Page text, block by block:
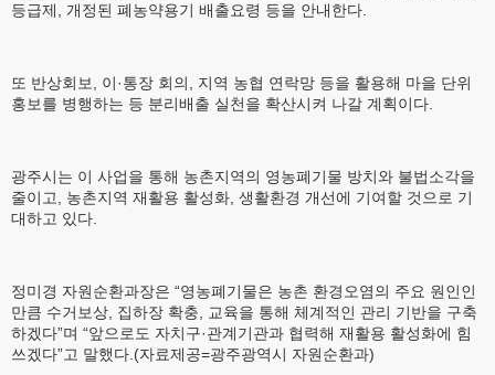
등급제, 개정된 폐농약용기 배출요령 등을 안내한다.
또 반상회보, 이·통장 회의, 지역 농협 연락망 등을 활용해 마을 단위
홍보를 병행하는 등 분리배출 실천을 확산시켜 나갈 계획이다.
광주시는 이 사업을 통해 농촌지역의 영농폐기물 방치와 불법소각을
줄이고, 농촌지역 재활용 활성화, 생활환경 개선에 기여할 것으로 기
대하고 있다.
정미경 자원순환과장은 “영농폐기물은 농촌 환경오염의 주요 원인인
만큼 수거보상, 집하장 확충, 교육을 통해 체계적인 관리 기반을 구축
하겠다”며 “앞으로도 자치구·관계기관과 협력해 재활용 활성화에 힘
쓰겠다”고 말했다.(자료제공=광주광역시 자원순환과)